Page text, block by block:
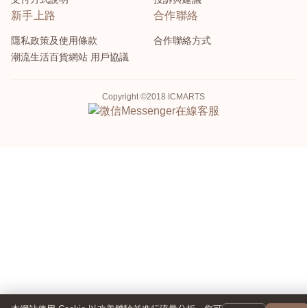
新手上路
隱私政策及使用條款
潮流生活百貨網站 用戶協議
合作聯絡
合作聯絡方式
Copyright ©2018 ICMARTS
Messenger在線客服